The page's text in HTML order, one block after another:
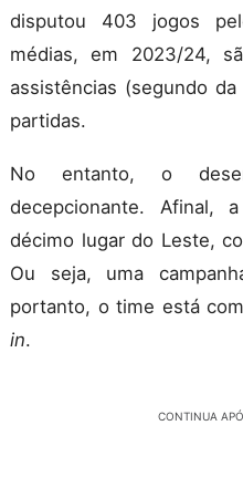
disputou 403 jogos
médias, em 2023/24,
assistências (segundo
partidas.
No entanto, o
decepcionante. Afinal,
décimo lugar do Leste,
Ou seja, uma
portanto, o time está
in.
CONTINUA